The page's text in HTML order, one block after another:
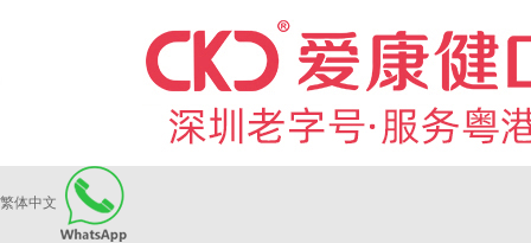
繁体中文